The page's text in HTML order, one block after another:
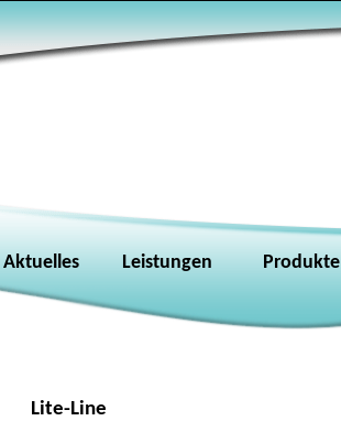
Aktuelles Leistungen Produkte
Lite-Line